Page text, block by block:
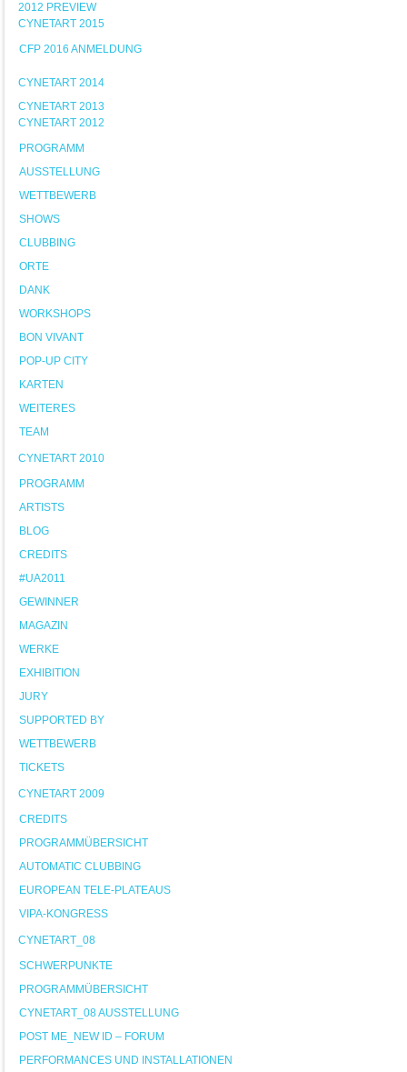
2012 PREVIEW
CYNETART 2015
CFP 2016 ANMELDUNG
CYNETART 2014
CYNETART 2013
CYNETART 2012
PROGRAMM
AUSSTELLUNG
WETTBEWERB
SHOWS
CLUBBING
ORTE
DANK
WORKSHOPS
BON VIVANT
POP-UP CITY
KARTEN
WEITERES
TEAM
CYNETART 2010
PROGRAMM
ARTISTS
BLOG
CREDITS
#UA2011
GEWINNER
MAGAZIN
WERKE
EXHIBITION
JURY
SUPPORTED BY
WETTBEWERB
TICKETS
CYNETART 2009
CREDITS
PROGRAMMÜBERSICHT
AUTOMATIC CLUBBING
EUROPEAN TELE-PLATEAUS
VIPA-KONGRESS
CYNETART_08
SCHWERPUNKTE
PROGRAMMÜBERSICHT
CYNETART_08 AUSSTELLUNG
POST ME_NEW ID – FORUM
PERFORMANCES UND INSTALLATIONEN